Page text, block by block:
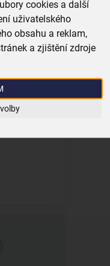
cookies a další
uživatelského
obsahu a reklam,
a zjištění zdroje